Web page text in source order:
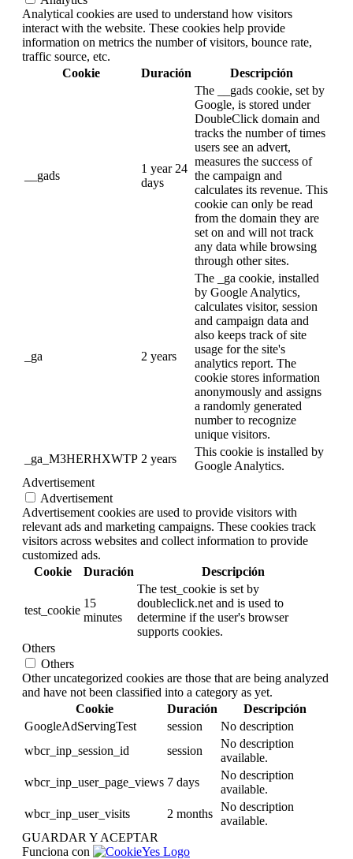
Analytical cookies are used to understand how visitors
interact with the website. These cookies help provide
information on metrics the number of visitors, bounce rate,
traffic source, etc.
Cookie
Duración Descripción
__gads
1 year 24
days
The __gads cookie, set by
Google, is stored under
DoubleClick domain and
tracks the number of times
users see an advert,
measures the success of
the campaign and
calculates its revenue. This
cookie can only be read
from the domain they are
set on and will not track
any data while browsing
through other sites.
_ga 2 years
The _ga cookie, installed
by Google Analytics,
calculates visitor, session
and campaign data and
also keeps track of site
usage for the site's
analytics report. The
cookie stores information
anonymously and assigns
a randomly generated
number to recognize
unique visitors.
_ga_M3HERHXWTP 2 years
This cookie is installed by
Google Analytics.
Advertisement
Advertisement
Advertisement cookies are used to provide visitors with
relevant ads and marketing campaigns. These cookies track
visitors across websites and collect information to provide
customized ads.
Cookie
Duración Descripción
test_cookie
15
minutes
The test_cookie is set by
doubleclick.net and is used to
determine if the user's browser
supports cookies.
Others
Others
Other uncategorized cookies are those that are being analyzed
and have not been classified into a category as yet.
Cookie
Duración
Descripción
GoogleAdServingTest
session
No description
wbcr_inp_session_id
session
No description
available.
wbcr_inp_user_page_views 7 days
No description
available.
wbcr_inp_user_visits
2 months
No description
available.
GUARDAR Y ACEPTAR
Funciona con